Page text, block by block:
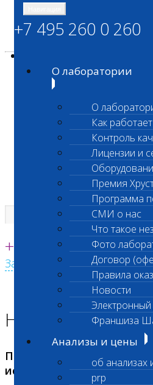
ШАНС
Независимая
Единая круглосуточная справочная
+7 495 260 0 260
Заказать звонок с сайта
+7 495 260 0 260
О лаборатории
О
Как
Контроль
Лицензии и
Премия
Программа
СМИ о нас
Что такое
Фото
Договор
Правила
Новости
Франшиза
Анализы и цены
об анализах
prp
Главная страница
Новости
Приостановка срочных
исследований